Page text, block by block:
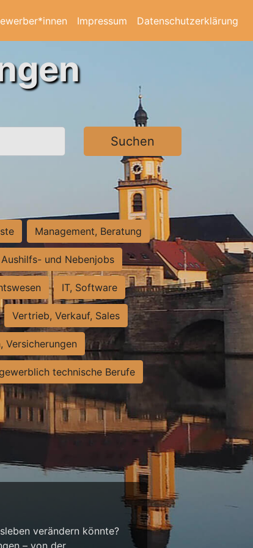
Impressum Datenschutzerklärung
Suchen
Management, Beratung
und Nebenjobs
IT, Software
Vertrieb, Verkauf, Sales
Versicherungen
technische Berufe
verändern könnte?